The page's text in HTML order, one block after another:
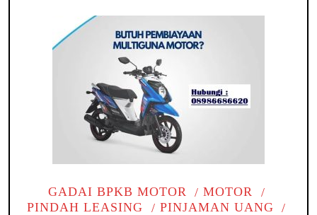
GADAI BPKB MOTOR
MOTOR
PINDAH LEASING
PINJAMAN UANG